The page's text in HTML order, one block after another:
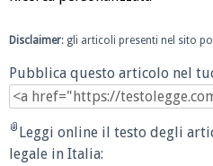
Disclaimer: gli articoli presenti nel sito
Pubblica questo articolo nel
Leggi online il testo degli
legale in Italia: